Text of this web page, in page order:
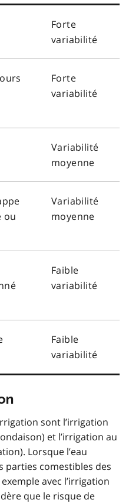
Forte
variabilité
Forte
variabilité
Variabilité
moyenne
ou
Variabilité
moyenne
Faible
variabilité
Faible
variabilité
sont l’irrigation
et l’irrigation au
Lorsque l’eau
parties comestibles des
avec l’irrigation
que le risque de